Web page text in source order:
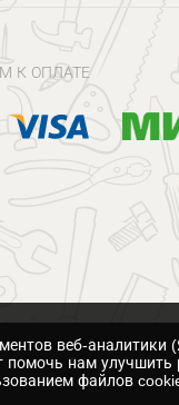
К ОПЛАТЕ
веб-
нам улучшить
файлов